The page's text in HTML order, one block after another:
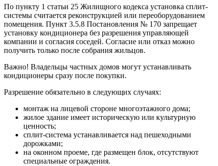
По пункту 1 статьи 25 Жилищного кодекса установка сплит-
системы считается реконструкцией или переоборудованием
помещения. Пункт 3.5.8 Постановления № 170 запрещает
установку кондиционера без разрешения управляющей
компании и согласия соседей. Согласие или отказ можно
получить только после собрания жильцов.
Важно! Владельцы частных домов могут устанавливать
кондиционеры сразу после покупки.
Разрешение обязательно в следующих случаях:
монтаж на лицевой стороне многоэтажного дома;
жилое здание имеет историческую или культурную
ценность;
сплит-система устанавливается над пешеходными
дорожками;
на оконном проеме, где размещен блок, отсутствуют
специальные ограждения.